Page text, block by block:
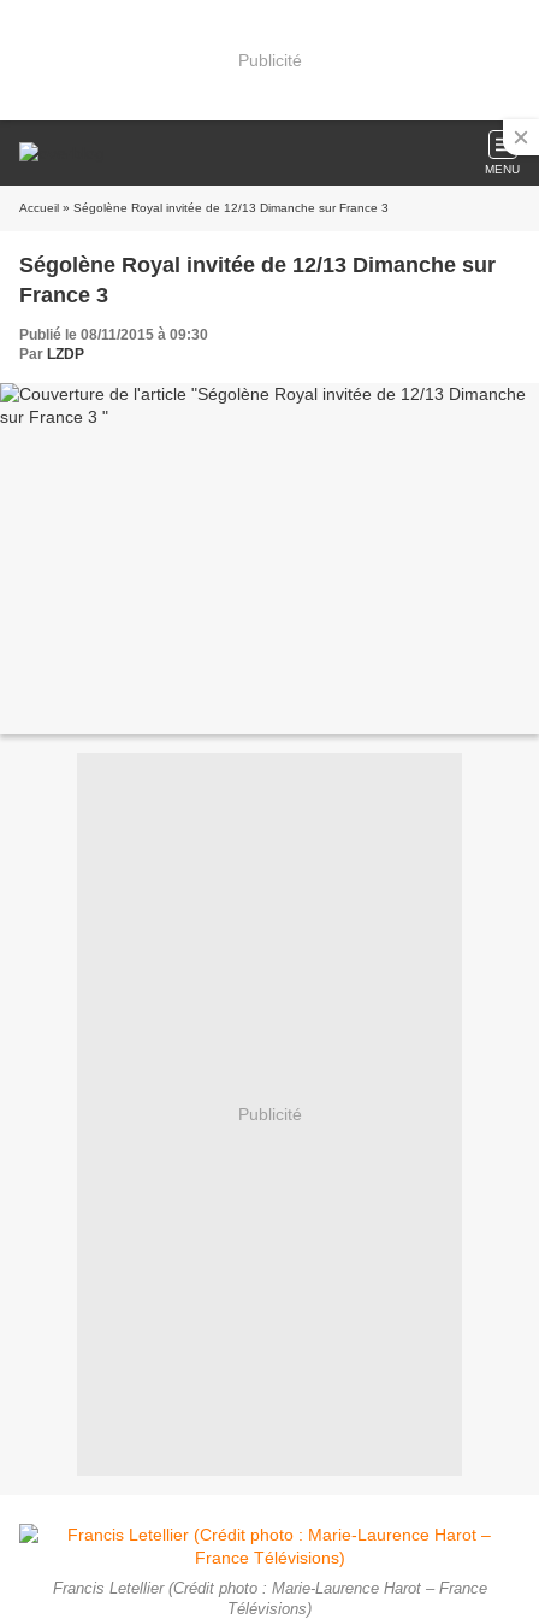
Publicité
MENU
Accueil » Ségolène Royal invitée de 12/13 Dimanche sur France 3
Ségolène Royal invitée de 12/13 Dimanche sur
France 3
Publié le 08/11/2015 à 09:30
Par LZDP
Publicité
Francis Letellier (Crédit photo : Marie-Laurence Harot – France
Télévisions)